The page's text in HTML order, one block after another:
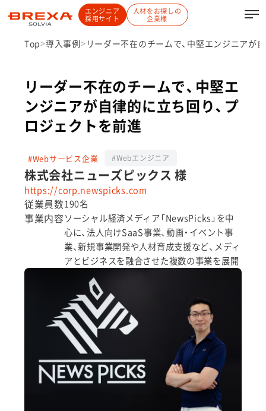
エンジニア
採用サイト
人材をお探しの
企業様
Top 導入事例 リーダー不在のチームで、中堅エンジニアが
リーダー不在のチームで、中堅エ
ンジニアが自律的に立ち回り、プ
ロジェクトを前進
#Webサービス企業 #Webエンジニア
株式会社ニューズピックス 様
https://corp.newspicks.com
従業員数190名
事業内容ソーシャル経済メディア「NewsPicks」を中
心に、法人向けSaaS事業、動画・イベント事
業、新規事業開発や人材育成支援など、メディ
アとビジネスを融合させた複数の事業を展開